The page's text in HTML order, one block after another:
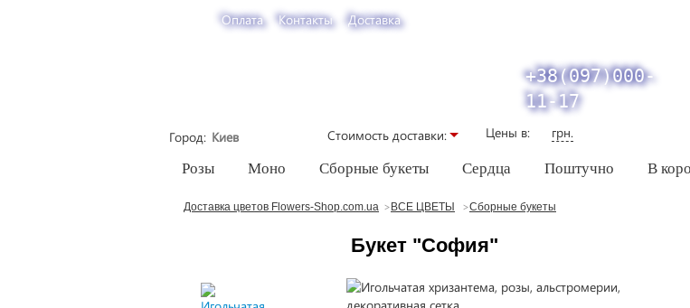
Оплата Контакты Доставка
+38(097)000-
11-17
Город Стоимость доставки: Цены в: грн.
Розы Моно Сборные букеты Сердца Поштучно В
Доставка цветов Flowers-Shop.com.ua ВСЕ ЦВЕТЫ Сборные букеты
Букет "София"